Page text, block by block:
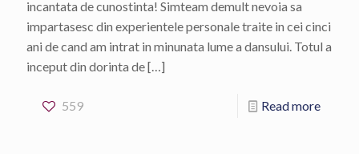
incantata de cunostinta! Simteam demult nevoia sa
impartasesc din experientele personale traite in cei cinci
ani de cand am intrat in minunata lume a dansului. Totul a
inceput din dorinta de[…]
559 Read more